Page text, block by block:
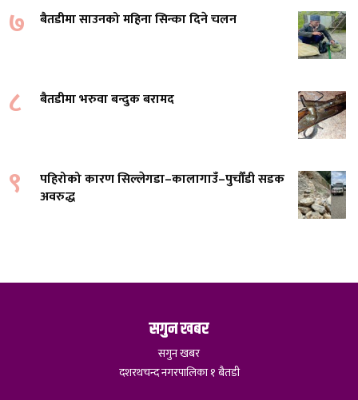
७ बैतडीमा साउनको महिना सिन्का दिने चलन
८ बैतडीमा भरुवा बन्दुक बरामद
९
पहिरोको कारण सिल्लेगडा–कालागाउँ–पुर्चौंडी सडक
अवरुद्ध
सगुन खबर
सगुन खबर
दशरथचन्द नगरपालिका १ बैतडी